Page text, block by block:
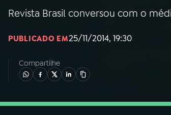
Revista Brasil conversou com o
PUBLICADO EM25/11/2014, 19:30
Compartilhe